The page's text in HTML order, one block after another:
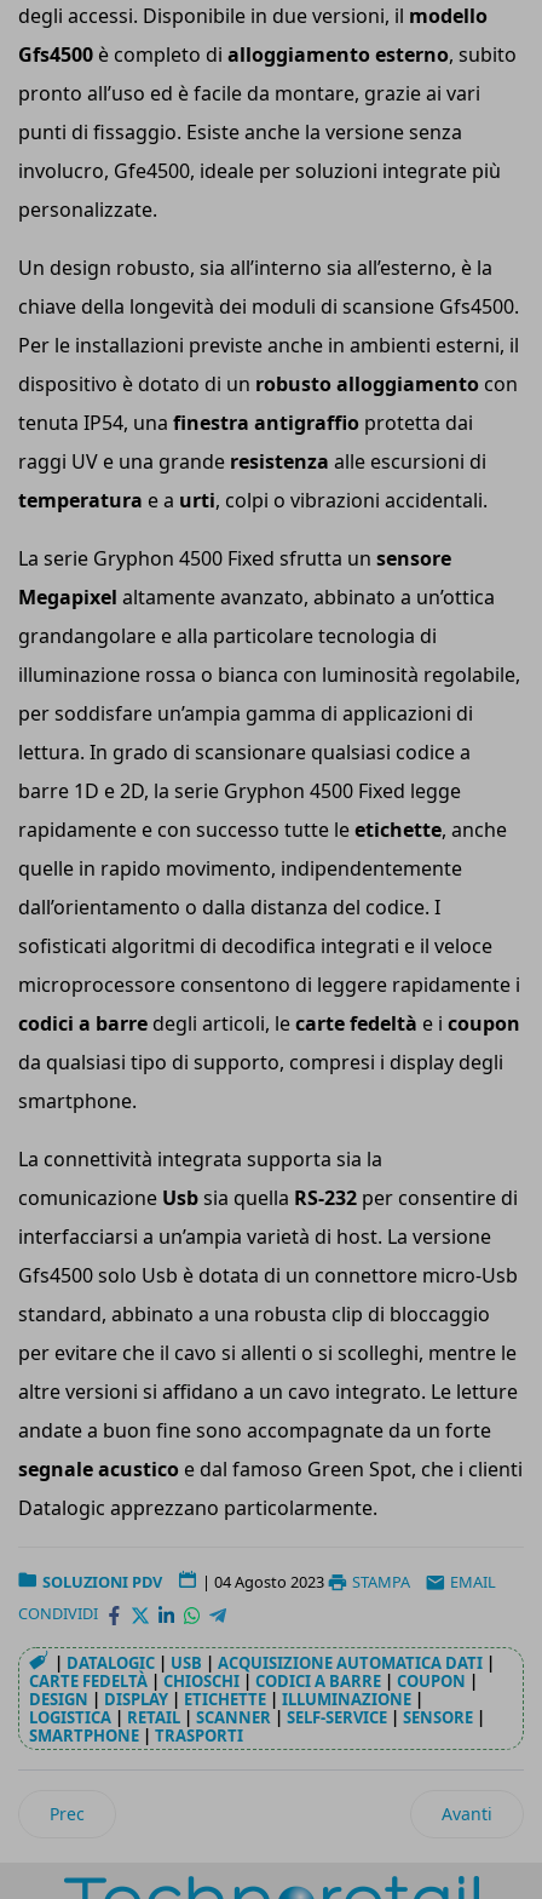
degli accessi. Disponibile in due versioni, il modello
Gfs4500 è completo di alloggiamento esterno, subito
pronto all’uso ed è facile da montare, grazie ai vari
punti di fissaggio. Esiste anche la versione senza
involucro, Gfe4500, ideale per soluzioni integrate più
personalizzate.
Un design robusto, sia all’interno sia all’esterno, è la
chiave della longevità dei moduli di scansione Gfs4500.
Per le installazioni previste anche in ambienti esterni, il
dispositivo è dotato di un robusto alloggiamento con
tenuta IP54, una finestra antigraffio protetta dai
raggi UV e una grande resistenza alle escursioni di
temperatura e a urti, colpi o vibrazioni accidentali.
La serie Gryphon 4500 Fixed sfrutta un sensore
Megapixel altamente avanzato, abbinato a un’ottica
grandangolare e alla particolare tecnologia di
illuminazione rossa o bianca con luminosità regolabile,
per soddisfare un’ampia gamma di applicazioni di
lettura. In grado di scansionare qualsiasi codice a
barre 1D e 2D, la serie Gryphon 4500 Fixed legge
rapidamente e con successo tutte leetichette, anche
quelle in rapido movimento, indipendentemente
dall’orientamento o dalla distanza del codice. I
sofisticati algoritmi di decodifica integrati e il veloce
microprocessore consentono di leggere rapidamente i
codici a barre degli articoli, lecarte fedeltà e i coupon
da qualsiasi tipo di supporto, compresi i display degli
smartphone.
La connettività integrata supporta sia la
comunicazione Usbsia quella RS-232 per consentire di
interfacciarsi a un’ampia varietà di host. La versione
Gfs4500 solo Usb è dotata di un connettore micro-Usb
standard, abbinato a una robusta clip di bloccaggio
per evitare che il cavo si allenti o si scolleghi, mentre le
altre versioni si affidano a un cavo integrato. Le letture
andate a buon fine sono accompagnate da un forte
segnale acustico e dal famoso Green Spot, che i clienti
Datalogic apprezzano particolarmente.
SOLUZIONI PDV | 04 Agosto 2023 STAMPA
EMAIL
CONDIVIDI
| DATALOGIC | USB | ACQUISIZIONE AUTOMATICA DATI |
CARTE FEDELTÀ | CHIOSCHI | CODICI A BARRE | COUPON |
DESIGN | DISPLAY | ETICHETTE | ILLUMINAZIONE |
LOGISTICA | RETAIL | SCANNER | SELF-SERVICE | SENSORE |
SMARTPHONE | TRASPORTI
Articolo precedente: I diffusori di fragranze per ambienti
Prec Articolo
Avanti